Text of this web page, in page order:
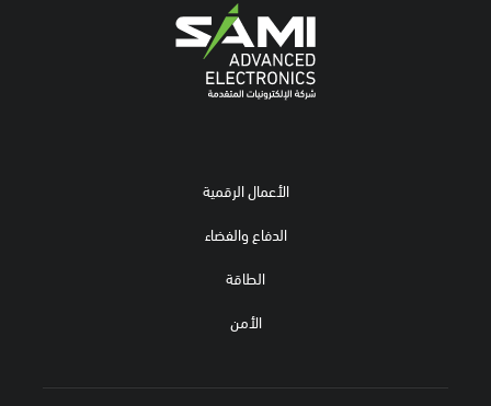
الأعمال الرقمية
الدفاع والفضاء
الطاقة
الأمن